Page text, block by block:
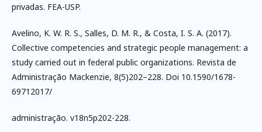
privadas. FEA-USP.
Avelino, K. W. R. S., Salles, D. M. R., & Costa, I. S. A. (2017).
Collective competencies and strategic people management: a
study carried out in federal public organizations. Revista de
Administração Mackenzie, 8(5)202–228. Doi 10.1590/1678-
69712017/
administração. v18n5p202-228.